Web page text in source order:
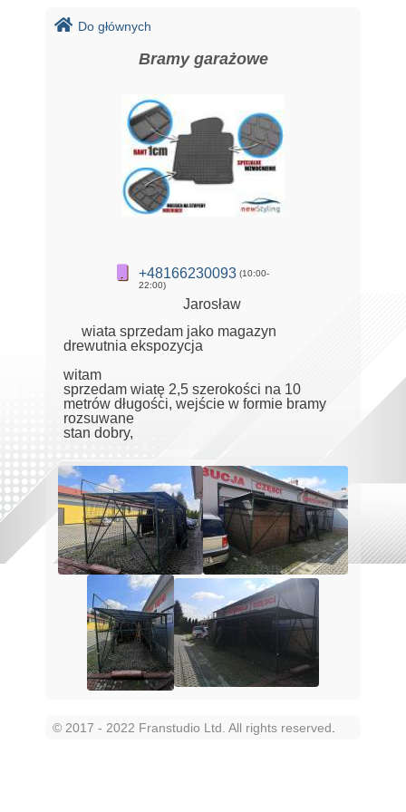
Do głównych
Bramy garażowe
+48166230093 (10:00-
22:00)
Jarosław
wiata sprzedam jako magazyn
drewutnia ekspozycja
witam
sprzedam wiatę 2,5 szerokości na 10
metrów długości, wejście w formie bramy
rozsuwane
stan dobry,
© 2017 - 2022 Franstudio Ltd. All rights reserved